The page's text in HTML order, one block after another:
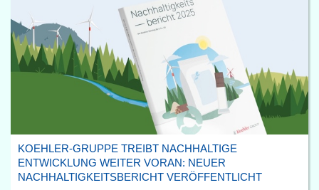
KOEHLER-GRUPPE TREIBT NACHHALTIGE
ENTWICKLUNG WEITER VORAN: NEUER
NACHHALTIGKEITSBERICHT VERÖFFENTLICHT